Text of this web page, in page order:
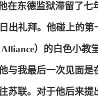
在东德监狱滞留了七
出礼拜。他碰上的第
）的白色小教
与我最后一次见面是
苏联。对于他后来提